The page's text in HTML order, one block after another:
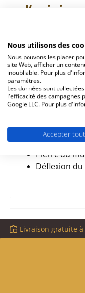
d‘origine
Fireplace
Pierres de
Matériau
Pierre
Pierre
Pierre du
Déflexion du
Livraison gratuite
Nous utilisons des
Nous pouvons les placer
site Web, afficher un
inoubliable. Pour plus
paramètres.
Les données sont
l'efficacité des campagnes
Google LLC. Pour plus
Accepter tout